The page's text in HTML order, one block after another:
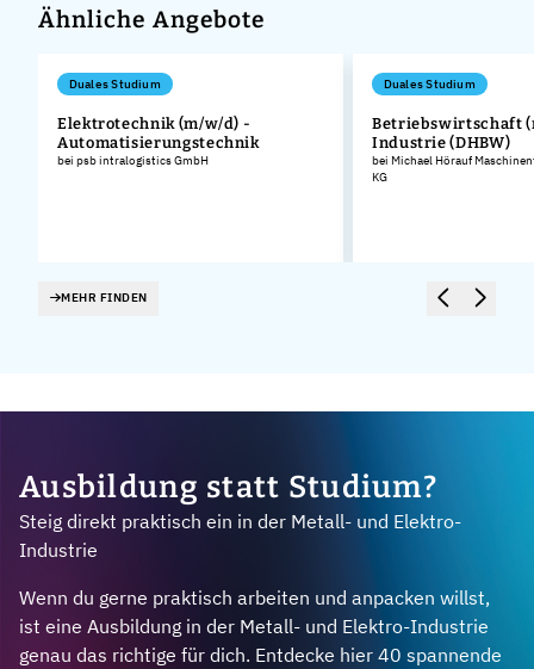
Ähnliche Angebote
Duales Studium
Elektrotechnik (m/w/d) -
Automatisierungstechnik
bei psb intralogistics GmbH
Duales Studium
Betriebswirtschaft
Industrie (DHBW)
bei Michael Hörauf
KG
MEHR FINDEN
Ausbildung statt Studium?
Steig direkt praktisch ein in der Metall- und Elektro-
Industrie
Wenn du gerne praktisch arbeiten und anpacken willst,
ist eine Ausbildung in der Metall- und Elektro-Industrie
genau das richtige für dich. Entdecke hier 40 spannende